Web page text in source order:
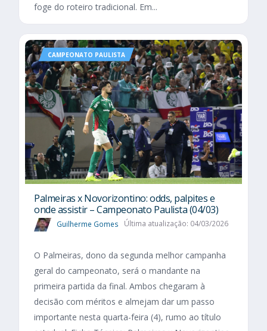
foge do roteiro tradicional. Em...
CAMPEONATO PAULISTA
Palmeiras x Novorizontino: odds, palpites e
onde assistir – Campeonato Paulista (04/03)
Guilherme Gomes Última atualização: 04/03/2026
O Palmeiras, dono da segunda melhor campanha
geral do campeonato, será o mandante na
primeira partida da final. Ambos chegaram à
decisão com méritos e almejam dar um passo
importante nesta quarta-feira (4), rumo ao título